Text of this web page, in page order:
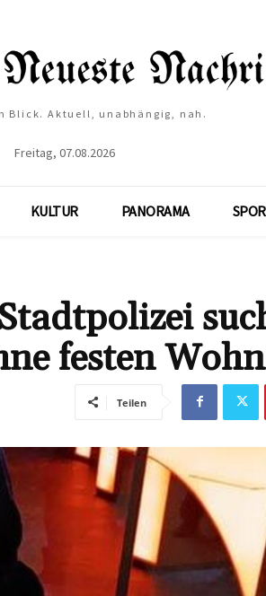
Blick. Aktuell, unabhängig, nah.
Freitag, 07.08.2026
KULTUR PANORAMA
festen
Teilen